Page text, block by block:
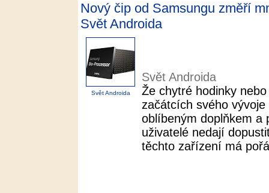
Nový čip od Samsungu změří
Svět Androida
Svět Androida
Svět Androida
Že chytré hodinky
začátcích svého
oblíbeným doplňkem a
uživatelé nedají
těchto zařízení má